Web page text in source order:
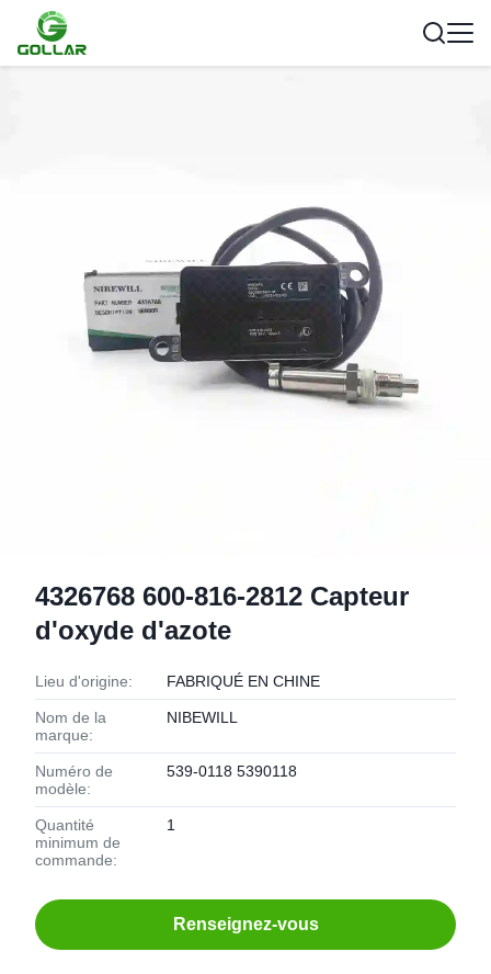
4326768 600-816-2812 Capteur
d'oxyde d'azote
Lieu d'origine: FABRIQUÉ EN CHINE
Nom de la
marque:
NIBEWILL
Numéro de
modèle:
539-0118 5390118
Quantité
minimum de
commande:
1
Renseignez-vous